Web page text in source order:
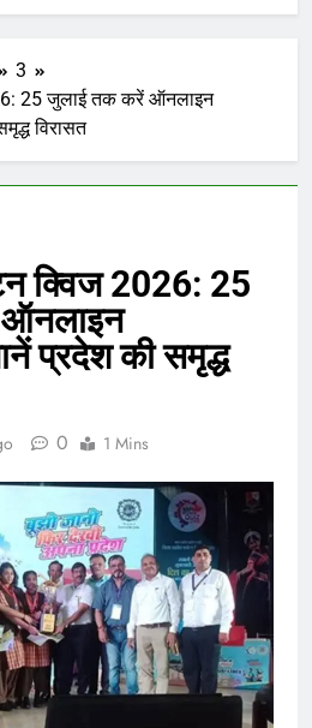
3
25 जुलाई तक करें ऑनलाइन
विरासत
क्विज 2026: 25
प्रदेश की समृद्ध
0 1 Mins